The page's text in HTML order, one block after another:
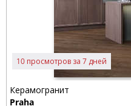
10 просмотров за 7 дней
Керамогранит
Praha